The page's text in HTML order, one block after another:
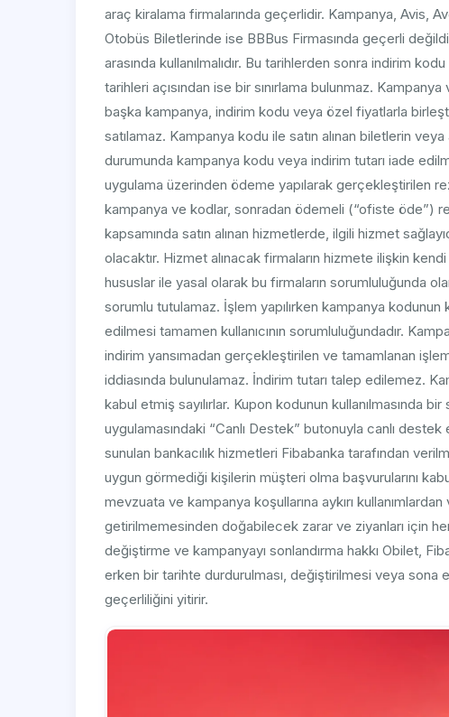
araç kiralama firmalarında geçerlidir. Kampanya, Avis,
Otobüs Biletlerinde ise BBBus Firmasında geçerli
arasında kullanılmalıdır. Bu tarihlerden sonra indirim
tarihleri açısından ise bir sınırlama bulunmaz.
başka kampanya, indirim kodu veya özel fiyatlarla
satılamaz. Kampanya kodu ile satın alınan biletlerin
durumunda kampanya kodu veya indirim tutarı iade
uygulama üzerinden ödeme yapılarak gerçekleştirilen
kampanya ve kodlar, sonradan ödemeli (“ofiste öde”)
kapsamında satın alınan hizmetlerde, ilgili hizmet
olacaktır. Hizmet alınacak firmaların hizmete ilişkin
hususlar ile yasal olarak bu firmaların sorumluluğunda
sorumlu tutulamaz. İşlem yapılırken kampanya kodunun
edilmesi tamamen kullanıcının sorumluluğundadır.
indirim yansımadan gerçekleştirilen ve tamamlanan
iddiasında bulunulamaz. İndirim tutarı talep edilemez.
kabul etmiş sayılırlar. Kupon kodunun kullanılmasında
uygulamasındaki “Canlı Destek” butonuyla canlı
sunulan bankacılık hizmetleri Fibabanka tarafından
uygun görmediği kişilerin müşteri olma başvurularını
mevzuata ve kampanya koşullarına aykırı
getirilmemesinden doğabilecek zarar ve ziyanları için her
değiştirme ve kampanyayı sonlandırma hakkı Obilet,
erken bir tarihte durdurulması, değiştirilmesi veya sona
geçerliliğini yitirir.